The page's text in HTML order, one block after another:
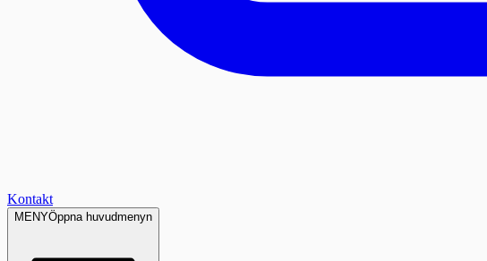
Kontakt
MENYÖppna huvudmenyn